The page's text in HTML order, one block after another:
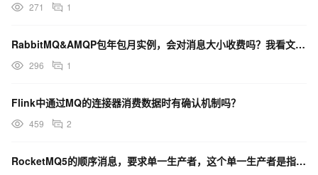
271 1
RabbitMQ&AMQP包年包月实例，会对消息大小收费吗？我看文档上面是这个？
296 1
Flink中通过MQ的连接器消费数据时有确认机制吗？
459 2
RocketMQ5的顺序消息，要求单一生产者，这个单一生产者是指只能单个实例发送？